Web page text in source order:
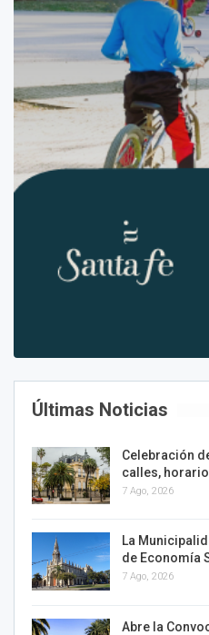
Últimas Noticias
Celebración
calles,
7 Ago, 2026
La
de Economía
7 Ago, 2026
Abre la